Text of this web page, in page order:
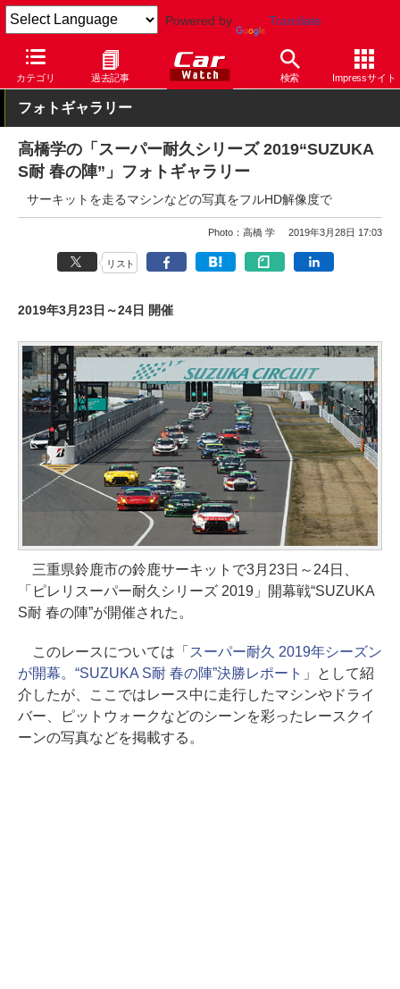
Powered by Translate
カテゴリ 過去記事 検索 Impressサイト
Car Watch モータースポーツ その他
フォトギャラリー
高橋学の「スーパー耐久シリーズ 2019“SUZUKA
S耐 春の陣”」フォトギャラリー
サーキットを走るマシンなどの写真をフルHD解像度で
Photo：高橋 学 2019年3月28日 17:03
リスト
2019年3月23日～24日 開催
三重県鈴鹿市の鈴鹿サーキットで3月23日～24日、
「ピレリスーパー耐久シリーズ 2019」開幕戦“SUZUKA
S耐 春の陣”が開催された。
このレースについては「 スーパー耐久 2019年シーズン
が開幕。“SUZUKA S耐 春の陣”決勝レポート 」として紹
介したが、ここではレース中に走行したマシンやドライ
バー、ピットウォークなどのシーンを彩ったレースクイ
ーンの写真などを掲載する。